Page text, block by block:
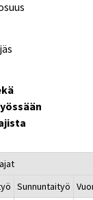
Sunnuntaityö